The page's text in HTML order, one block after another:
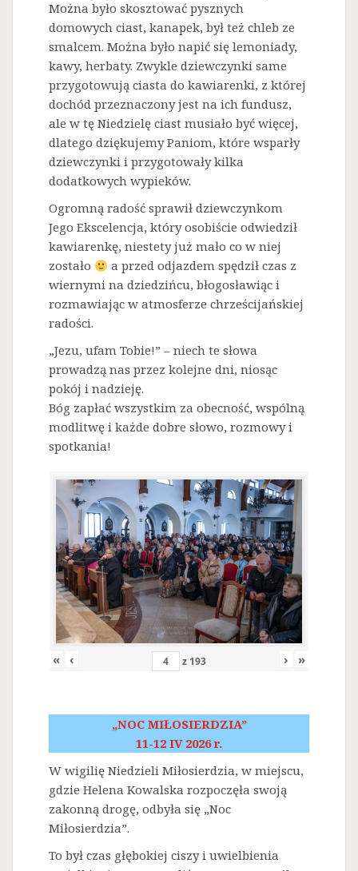
Można było skosztować pysznych
domowych ciast, kanapek, był też chleb ze
smalcem. Można było napić się lemoniady,
kawy, herbaty. Zwykle dziewczynki same
przygotowują ciasta do kawiarenki, z której
dochód przeznaczony jest na ich fundusz,
ale w tę Niedzielę ciast musiało być więcej,
dlatego dziękujemy Paniom, które wsparły
dziewczynki i przygotowały kilka
dodatkowych wypieków.
Ogromną radość sprawił dziewczynkom
Jego Ekscelencja, który osobiście odwiedził
kawiarenkę, niestety już mało co w niej
zostało
a przed odjazdem spędził czas z
wiernymi na dziedzińcu, błogosławiąc i
rozmawiając w atmosferze chrześcijańskiej
radości.
„Jezu, ufam Tobie!” – niech te słowa
prowadzą nas przez kolejne dni, niosąc
pokój i nadzieję.
Bóg zapłać wszystkim za obecność, wspólną
modlitwę i każde dobre słowo, rozmowy i
spotkania!
« ‹ z 193 › »
„NOC MIŁOSIERDZIA”
11-12 IV 2026 r.
W wigilię Niedzieli Miłosierdzia, w miejscu,
gdzie Helena Kowalska rozpoczęła swoją
zakonną drogę, odbyła się „Noc
Miłosierdzia”.
To był czas głębokiej ciszy i uwielbienia